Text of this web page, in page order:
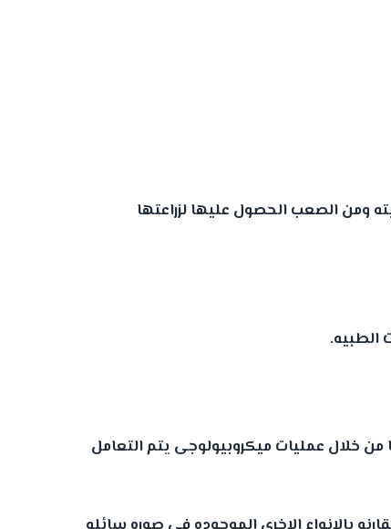
ومن الصعب الحصول عليها لزراعتها
الطبيه.
خلال عمليات ميكروبيولوجى يتم التعامل